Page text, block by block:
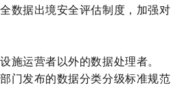
数据出境安全评估制度，加强对
施运营者以外的数据处理者。
门发布的数据分类分级标准规范